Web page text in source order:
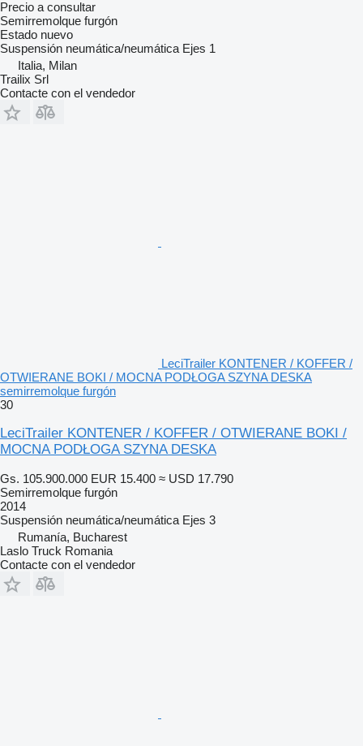
Precio a consultar
Semirremolque furgón
Estado nuevo
Suspensión neumática/neumática Ejes 1
Italia, Milan
Trailix Srl
Contacte con el vendedor
LeciTrailer KONTENER / KOFFER /
OTWIERANE BOKI / MOCNA PODŁOGA SZYNA DESKA
semirremolque furgón
30
LeciTrailer KONTENER / KOFFER / OTWIERANE BOKI /
MOCNA PODŁOGA SZYNA DESKA
Gs. 105.900.000 EUR 15.400 ≈ USD 17.790
Semirremolque furgón
2014
Suspensión neumática/neumática Ejes 3
Rumanía, Bucharest
Laslo Truck Romania
Contacte con el vendedor